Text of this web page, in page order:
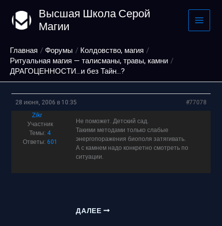
содержимому
Высшая Школа Серой
Магии
Главная Форумы
Колдовство, магия
Ритуальная магия — талисманы, травы, камни
ДРАГОЦЕННОСТИ…и без Тайн…?
28 июня, 2006 в 10:35
#77078
Zikr
Участник
Темы:4
Ответы: 601
Не поможет. Детский сад.
Такими методами только слабые
энергопоражения биополя затягивать.
А с камнем надо конкретно смотреть по
ситуации.
ДАЛЕЕ